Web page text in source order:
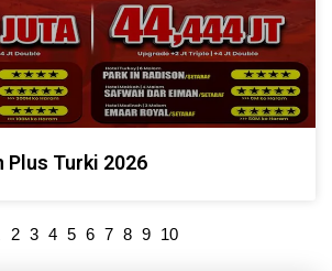
Plus Turki 2026
2 3 4 5 6 7 8 9 10